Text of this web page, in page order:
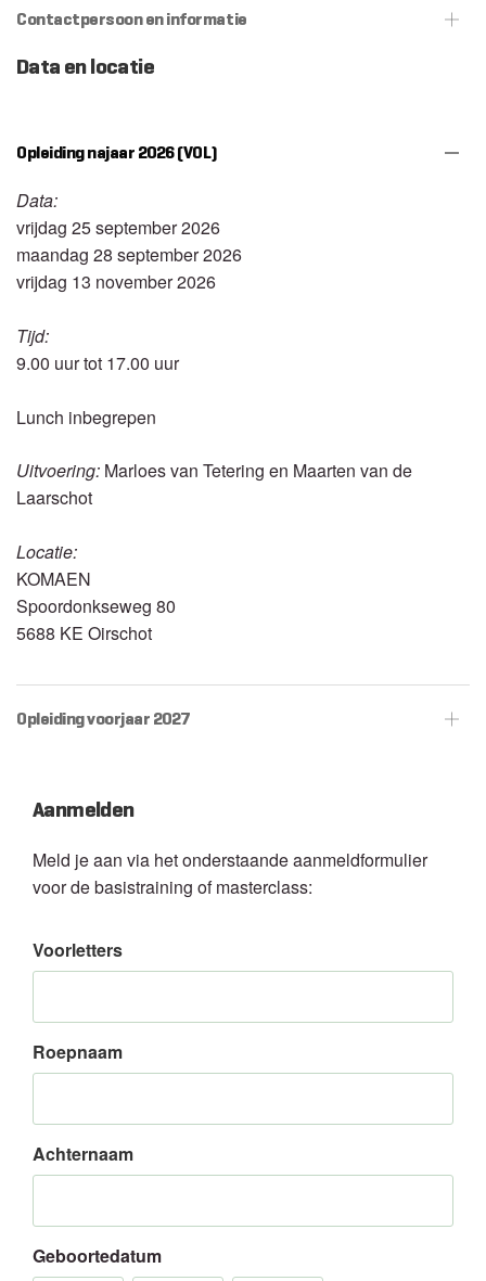
Contactpersoon en informatie
Data en locatie
Opleiding najaar 2026 (VOL)
Data:
vrijdag 25 september 2026
maandag 28 september 2026
vrijdag 13 november 2026
Tijd:
9.00 uur tot 17.00 uur
Lunch inbegrepen
Uitvoering: Marloes van Tetering en Maarten van de
Laarschot
Locatie:
KOMAEN
Spoordonkseweg 80
5688 KE Oirschot
Opleiding voorjaar 2027
Aanmelden
Meld je aan via het onderstaande aanmeldformulier
voor de basistraining of masterclass:
Voorletters
Roepnaam
Achternaam
Geboortedatum